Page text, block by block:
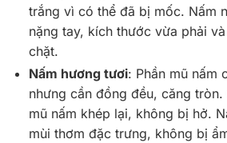
trắng vì có thể đã bị mốc. Nấm
nặng tay, kích thước vừa phải
chặt.
Nấm hương tươi: Phần mũ nấm
nhưng cần đồng đều, căng
mũ nấm khép lại, không bị hở.
mùi thơm đặc trưng, không bị